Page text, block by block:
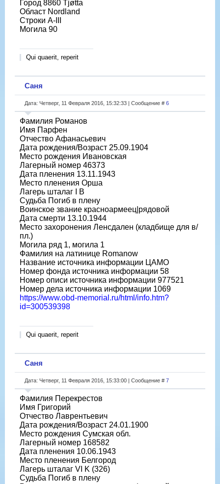
Город 8860 Tjøtta
Област Nordland
Строки A-III
Могила 90
Qui quaerit, reperit
Саня
Дата: Четверг, 11 Февраля 2016, 15:32:33 | Сообщение # 6
Фамилия Романов
Имя Парфен
Отчество Афанасьевич
Дата рождения/Возраст 25.09.1904
Место рождения Ивановская
Лагерный номер 46373
Дата пленения 13.11.1943
Место пленения Орша
Лагерь шталаг I B
Судьба Погиб в плену
Воинское звание красноармеец|рядовой
Дата смерти 13.10.1944
Место захоронения Ленсдален (кладбище для в/
пл.)
Могила ряд 1, могила 1
Фамилия на латинице Romanow
Название источника информации ЦАМО
Номер фонда источника информации 58
Номер описи источника информации 977521
Номер дела источника информации 1069
https://www.obd-memorial.ru/html/info.htm?
id=300539398
Qui quaerit, reperit
Саня
Дата: Четверг, 11 Февраля 2016, 15:33:00 | Сообщение # 7
Фамилия Перекрестов
Имя Григорий
Отчество Лаврентьевич
Дата рождения/Возраст 24.01.1900
Место рождения Сумская обл.
Лагерный номер 168582
Дата пленения 10.06.1943
Место пленения Белгород
Лагерь шталаг VI K (326)
Судьба Погиб в плену